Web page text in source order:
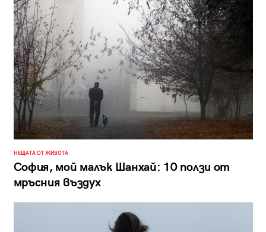
НЕЩАТА ОТ ЖИВОТА
София, мой малък Шанхай: 10 ползи от
мръсния въздух